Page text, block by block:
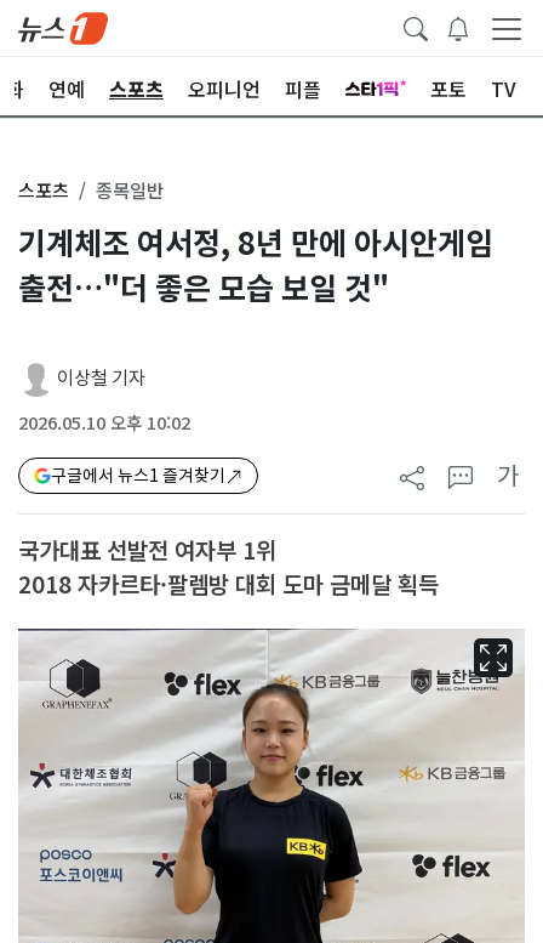
화 연예 스포츠 오피니언 피플 포토 TV
스포츠 종목일반
기계체조 여서정, 8년 만에 아시안게임
출전…"더 좋은 모습 보일 것"
이상철 기자
2026.05.10 오후 10:02
구글에서 뉴스1 즐겨찾기 가
국가대표 선발전 여자부 1위
2018 자카르타·팔렘방 대회 도마 금메달 획득